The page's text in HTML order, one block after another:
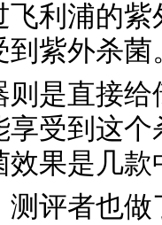
利浦的
到紫外杀菌
则是直接
受到这
效果是几款
测评者也